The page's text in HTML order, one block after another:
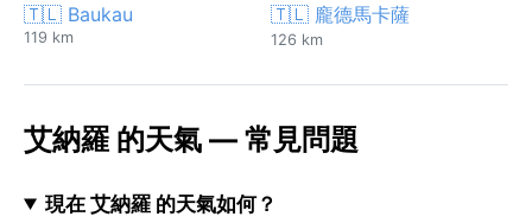
🇹🇱 Baukau
119 km
🇹🇱 龐德馬卡薩
126 km
艾納羅 的天氣 — 常見問題
現在 艾納羅 的天氣如何？